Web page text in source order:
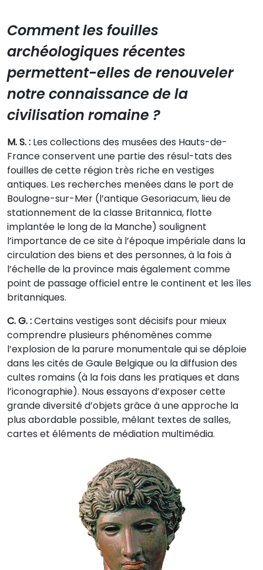
Comment les fouilles
archéologiques récentes
permettent-elles de renouveler
notre connaissance de la
civilisation romaine ?
M. S. : Les collections des musées des Hauts-de-
France conservent une partie des résul-tats des
fouilles de cette région très riche en vestiges
antiques. Les recherches menées dans le port de
Boulogne-sur-Mer (l’antique Gesoriacum, lieu de
stationnement de la classe Britannica, flotte
implantée le long de la Manche) soulignent
l’importance de ce site à l’époque impériale dans la
circulation des biens et des personnes, à la fois à
l’échelle de la province mais également comme
point de passage officiel entre le continent et les îles
britanniques.
C. G. :Certains vestiges sont décisifs pour mieux
comprendre plusieurs phénomènes comme
l’explosion de la parure monumentale qui se déploie
dans les cités de Gaule Belgique ou la diffusion des
cultes romains (à la fois dans les pratiques et dans
l’iconographie). Nous essayons d’exposer cette
grande diversité d’objets grâce à une approche la
plus abordable possible, mêlant textes de salles,
cartes et éléments de médiation multimédia.